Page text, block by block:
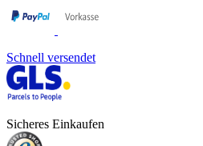
Schnell versendet
Sicheres Einkaufen